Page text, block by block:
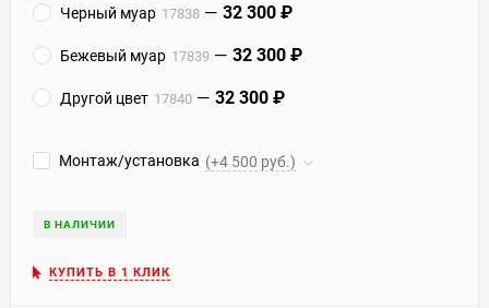
Черный муар 17838 32 300
Бежевый муар 17839 32 300
Другой цвет 17840 32 300
Монтаж/установка (+4 500 руб.)
В НАЛИЧИИ
КУПИТЬ В 1 КЛИК